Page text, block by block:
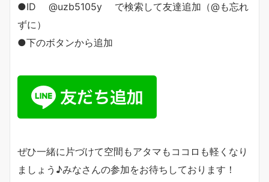
●ID @uzb5105y で検索して友達追加（@も忘れ
ずに）
●下のボタンから追加
ぜひ一緒に片づけて空間もアタマもココロも軽くなり
ましょう♪みなさんの参加をお待ちしております！